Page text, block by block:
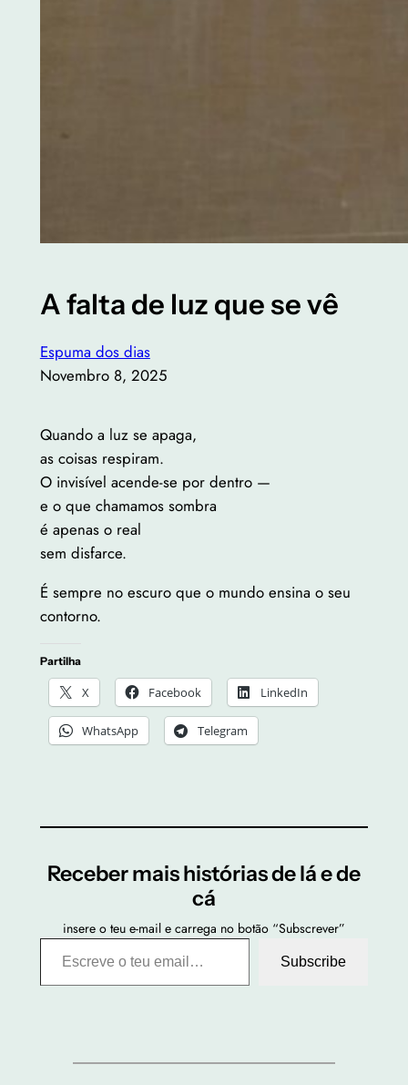
A falta de luz que se vê
Espuma dos dias
Novembro 8, 2025
Quando a luz se apaga,
as coisas respiram.
O invisível acende-se por dentro —
e o que chamamos sombra
é apenas o real
sem disfarce.
É sempre no escuro que o mundo ensina o seu
contorno.
Partilha
X Facebook LinkedIn
WhatsApp Telegram
Receber mais histórias de lá e de
cá
insere o teu e-mail e carrega no botão “Subscrever”
Escreve o teu email…
Subscribe